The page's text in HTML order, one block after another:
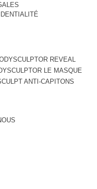
REVEAL
LE MASQUE
ANTI-CAPITONS